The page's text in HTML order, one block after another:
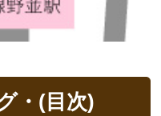
・(目次)